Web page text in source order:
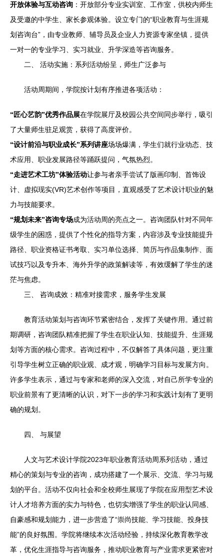
开放体验与互动咨询 ：开放部分专业实训室、工作室，供校内师生
及受邀的中学生、家长参观体验。设立专门的“职业教育与生涯规
划咨询台”，由专业教师、辅导员及企业人力资源专家坐镇，提供
一对一的专业学习、实习就业、升学深造等咨询服务。
二、 活动实施：系列活动纷呈，师生广泛参与
活动周期间，学院按计划有序推进各项活动：
“匠心艺韵”优秀作品展在学院展厅及校园公共空间同步举行，吸引
了大量师生驻足观赏，获得了高度评价。
“设计前沿与职业成长”系列讲座场场爆满，学生们就行业动态、技
术应用、职业发展路径等踊跃提问，气氛热烈。
“走进艺术工坊”体验活动让参与者亲手尝试了版画印制、首饰设
计、虚拟现实(VR)艺术创作等项目，直观感受了艺术设计职业的魅
力与技能要求。
“规划未来”咨询专场成为活动周的亮点之一。咨询团队针对不同年
级学生的困惑，提供了个性化的指导方案，内容涉及专业技能提升
路径、职业资格证书考取、实习单位选择、简历与作品集制作、面
试技巧以及专升本、海外升学的政策解读等，有效缓解了学生的迷
茫与焦虑。
三、 咨询成效：精准对接需求，服务学生发展
教育活动策划与咨询环节紧密结合，发挥了关键作用。通过前
期调研，咨询团队精准把握了学生在职业认知、技能提升、生涯规
划等方面的核心需求。咨询过程中，不仅解答了具体问题，更注重
引导学生树立正确的职业观、成才观，明确学习目标与发展方向。
许多学生表示，通过与专家和老师的深入交流，对自己所学专业的
职业前景有了更清晰的认识，对下一步的学习和实践计划有了更明
确的规划。
四、 与展望
人文与艺术设计学院2023年职业教育活动周系列活动，通过
精心的策划与专业的咨询，成功搭建了一个展示、交流、学习与规
划的平台。活动不仅向社会和全校师生展现了学院在应用型艺术设
计人才培养方面的实力与特色，也切实增强了学生的职业认同感、
自豪感和规划能力，进一步营造了“崇尚技能、学习技能、投身技
能”的良好氛围。学院将继续本次活动经验，持续深化教育教学改
革，优化生涯指导与咨询服务，推动职业教育与产业需求更紧密对